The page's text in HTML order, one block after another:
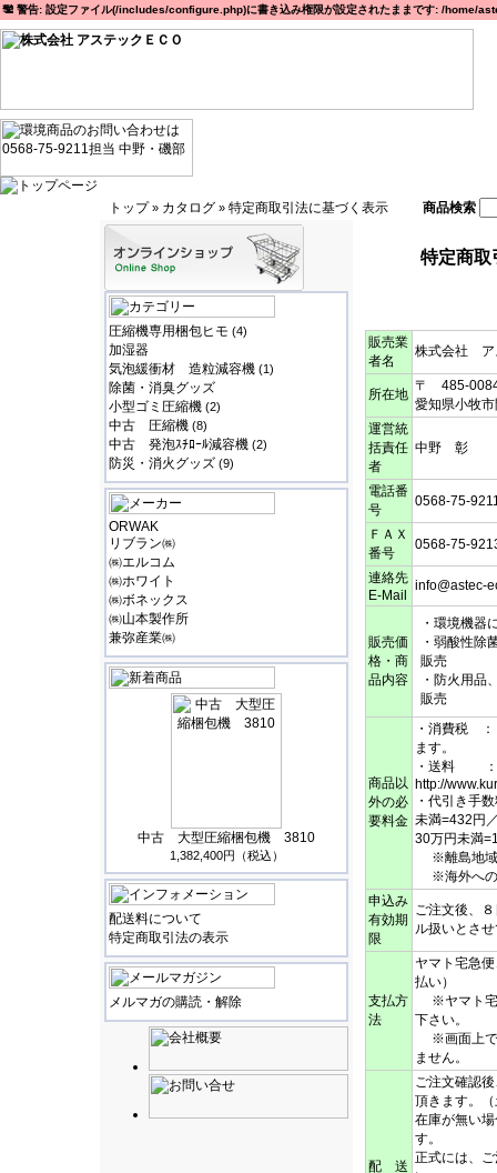
警告: 設定ファイル(/includes/configure.php)に書き込み権限が設定されたままです: /
トップ» カタログ » 特定商取引法に基づく表示 商品検索
圧縮機専用梱包ヒモ (4)
加湿器
気泡緩衝材 造粒減容機 (1)
除菌・消臭グッズ
小型ゴミ圧縮機 (2)
中古 圧縮機 (8)
中古 発泡ｽﾁﾛｰﾙ減容機 (2)
防災・消火グッズ (9)
ORWAK
リブラン㈱
㈱エルコム
㈱ホワイト
㈱ボネックス
㈱山本製作所
兼弥産業㈱
中古 大型圧縮梱包機 3810
1,382,400円（税込）
配送料について
特定商取引法の表示
メルマガの購読・解除
特定商取
販売業
者名
株式会社 ア
所在地
〒 485-
愛知県小牧
運営統
括責任
者
中野 彰
電話番
号
0568-75-
ＦＡＸ
番号
0568-75-
連絡先
E-Mail
info@astec-
販売価
格・商
品内容
・環境機器
・弱酸性除
販売
・防火用品
販売
商品以
外の必
要料金
・消費税
ます。
・送料 ：
http://
・代引き手
未満=432円
30万円未満
※離島地域
※海外への
申込み
有効期
限
ご注文後、
ル扱いとさ
支払方
法
ヤマト宅急
払い）
※ヤマト宅
下さい。
※画面上で
ません。
配 送
ご注文確認
頂きます。
在庫が無い
す。
正式には、